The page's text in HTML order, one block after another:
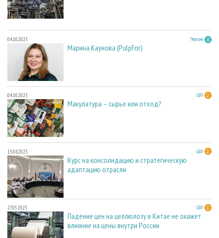
04.10.2025 Персона
Марина Каунова (PulpFor)
04.10.2025 ЦБП
Макулатура – сырье или отход?
15.08.2025 ЦБП
Курс на консолидацию и стратегическую
адаптацию отрасли
27.05.2025 ЦБП
Падение цен на целлюлозу в Китае не окажет
влияние на цены внутри России